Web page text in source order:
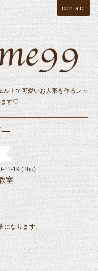
ルトで可愛いお人形を作るレッ
ます♡
contact
11-19 (Thu)
室
なります。